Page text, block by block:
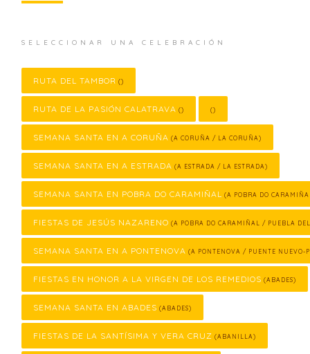
SELECCIONAR UNA CELEBRACIÓN
RUTA DEL TAMBOR ()
RUTA DE LA PASIÓN CALATRAVA () ()
SEMANA SANTA EN A CORUÑA (A CORUÑA / LA CORUÑA)
SEMANA SANTA EN A ESTRADA (A ESTRADA / LA ESTRADA)
SEMANA SANTA EN POBRA DO CARAMIÑAL (A POBRA DO
FIESTAS DE JESÚS NAZARENO (A POBRA DO CARAMIÑAL / PUEBLA
SEMANA SANTA EN A PONTENOVA (A PONTENOVA / PUENTE NUEVO-
FIESTAS EN HONOR A LA VIRGEN DE LOS REMEDIOS (ABADES)
SEMANA SANTA EN ABADES (ABADES)
FIESTAS DE LA SANTÍSIMA Y VERA CRUZ (ABANILLA)